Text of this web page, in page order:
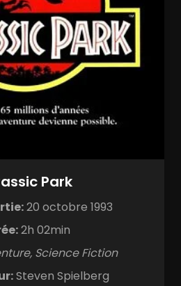
Park
20 octobre 1993
2h 02min
Science Fiction
Steven Spielberg